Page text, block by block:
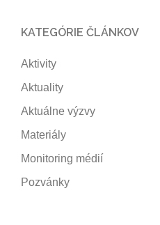
KATEGÓRIE ČLÁNKOV
Aktivity
Aktuality
Aktuálne výzvy
Materiály
Monitoring médií
Pozvánky